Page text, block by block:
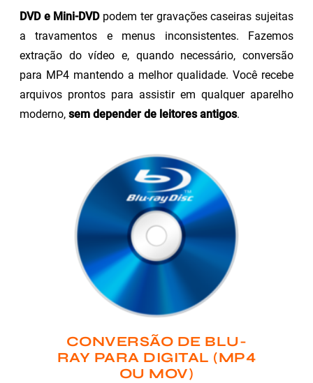
DVD e Mini-DVDpodem ter gravações caseiras sujeitas
a travamentos e menus inconsistentes. Fazemos
extração do vídeo e, quando necessário, conversão
para MP4 mantendo a melhor qualidade. Você recebe
arquivos prontos para assistir em qualquer aparelho
moderno, sem depender de leitores antigos.
CONVERSÃO DE BLU-
RAY PARA DIGITAL (MP4
OU MOV)